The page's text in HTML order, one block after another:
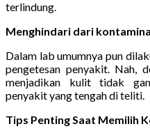
terlindung.
Menghindari dari
Dalam lab umumnya pun
pengetesan penyakit. Nah,
menjadikan kulit tidak
penyakit yang tengah di teliti.
Tips Penting Saat Memilih